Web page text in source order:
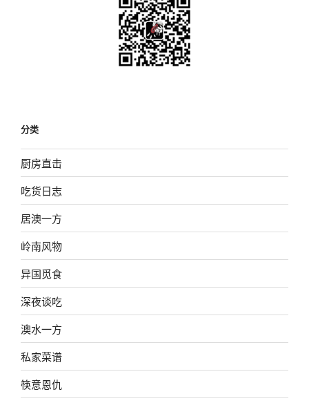
分类
厨房直击
吃货日志
居澳一方
岭南风物
异国觅食
深夜谈吃
澳水一方
私家菜谱
筷意恩仇